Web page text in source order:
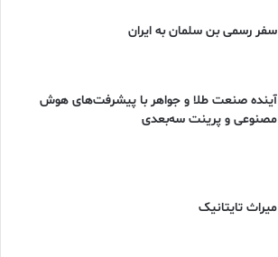
سفر رسمی بن سلمان به ایران
آینده صنعت طلا و جواهر با پیشرفت‌های هوش
مصنوعی و پرینت سه‌بعدی
ميراث تايتانيک